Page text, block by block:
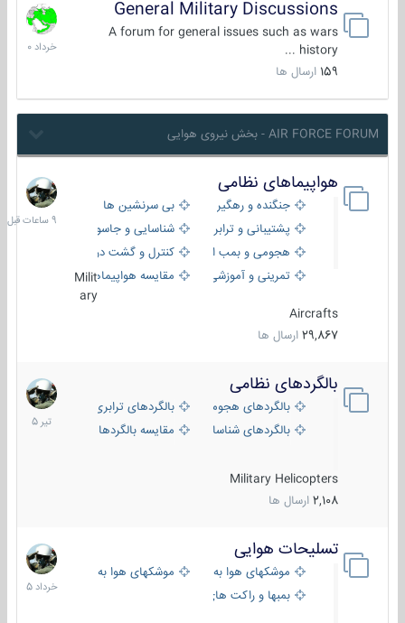
General Military Discussions
A forum for general issues such as wars
history ...
159 ارسال ها
10
خرداد
1400
AIR FORCE FORUM - بخش نیروی هوایی
هواپیماهای نظامی
جنگنده و رهگیر
بی سرنشین ها
پشتیبانی و ترابری
شناسایی و جاسوسی
هجومی و بمب افکن
کنترل و گشت دریایی
تمرینی و آموزشی
مقایسه هواپیماهاMilit
ary
Aircrafts
29,867 ارسال ها
9
ساعات
قبل
بالگردهای نظامی
بالگردهای هجومی
بالگردهای ترابری
بالگردهای شناسایی
مقایسه بالگردها
Military Helicopters
2,108 ارسال ها
22
تیر
1405
تسلیحات هوایی
موشکهای هوا به هوا
موشکهای هوا به سطح
بمبها و راکت های هوایی
30
خرداد
1405